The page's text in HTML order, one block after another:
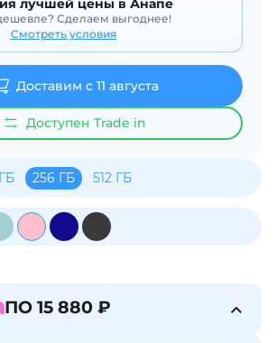
лучшей цены в Анапе
Сделаем выгоднее!
Смотреть условия
Доставим с 11 августа
Доступен Trade in
256 ГБ 512 ГБ
ПО 15 880 ₽
раз в 2
Остались вопросы?
8 800 302-02-51
plait.ru